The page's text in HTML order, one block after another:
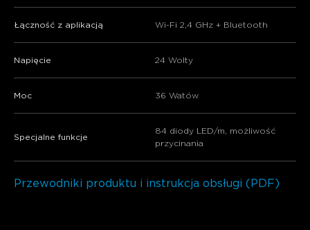
Łączność z aplikacją Wi-Fi 2,4 GHz + Bluetooth
Napięcie 24 Wolty
Moc 36 Watów
Specjalne funkcje
84 diody LED/m, możliwość
przycinania
Przewodniki produktu i instrukcja obsługi (PDF)
close